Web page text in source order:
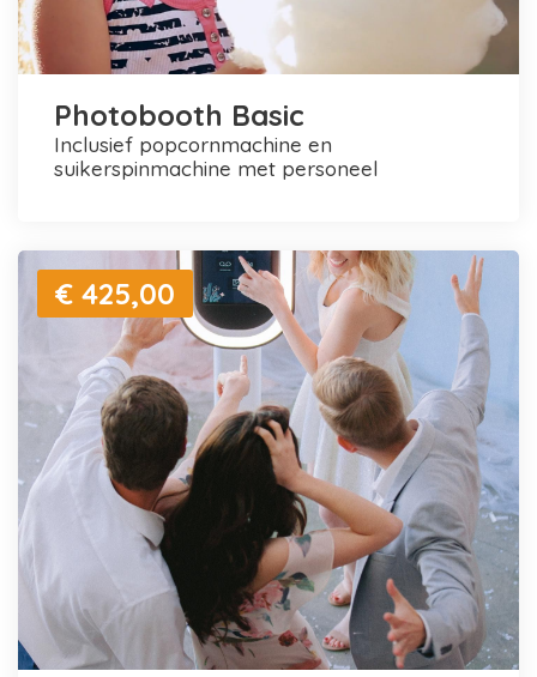
Photobooth Basic
inclusief popcornmachine en
suikerspinmachine met personeel
€ 425,00